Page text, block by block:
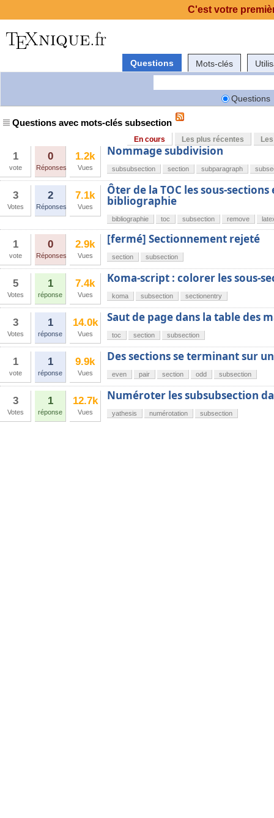
Questions Mots-clés
Questions
Questions avec mots-clés subsection
En cours Les plus récentes
1
vote
0
Réponses
1.2k
Vues
Nommage subdivision
subsubsection section subparagraph
3
Votes
2
Réponses
7.1k
Vues
Ôter de la TOC les sous-
bibliographie
bibliographie toc subsection remove
1
vote
0
Réponses
2.9k
Vues
[fermé] Sectionnement rejeté
section subsection
5
Votes
1
réponse
7.4k
Vues
Koma-script : colorer les sous-
koma subsection sectionentry
3
Votes
1
réponse
14.0k
Vues
Saut de page dans la table des
toc section subsection
1
vote
1
réponse
9.9k
Vues
Des sections se terminant sur
even pair section odd subsection
3
Votes
1
réponse
12.7k
Vues
Numéroter les subsubsection
yathesis numérotation subsection
C'est votre